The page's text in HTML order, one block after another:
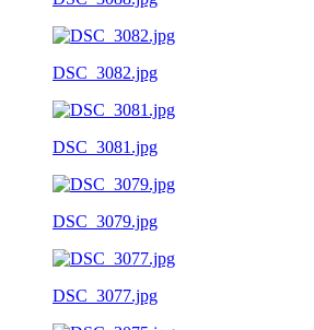
DSC_3082.jpg
DSC_3081.jpg
DSC_3079.jpg
DSC_3077.jpg